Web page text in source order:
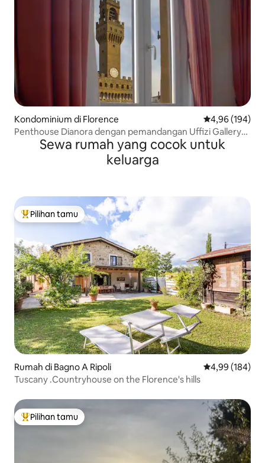
Kondominium di Florence Nilai rata-rata
4,96 (194)
Penthouse Dianora dengan pemandangan Uffizi Gallery
DuomoSewa rumah yang cocok untuk
keluarga
Pilihan tamu terpopuler
Pilihan tamu
Rumah di Bagno A Ripoli Nilai rata-rata
4,99 (184)
Tuscany .Countryhouse on the Florence's hills
Pilihan tamu terpopuler
Pilihan tamu